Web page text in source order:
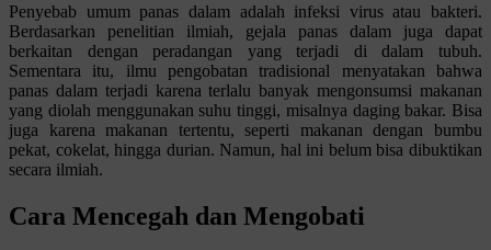
Penyebab umum panas dalam adalah infeksi virus atau bakteri.
Berdasarkan penelitian ilmiah, gejala panas dalam juga dapat
berkaitan dengan peradangan yang terjadi di dalam tubuh.
Sementara itu, ilmu pengobatan tradisional menyatakan bahwa
panas dalam terjadi karena terlalu banyak mengonsumsi makanan
yang diolah menggunakan suhu tinggi, misalnya daging bakar. Bisa
juga karena makanan tertentu, seperti makanan dengan bumbu
pekat, cokelat, hingga durian. Namun, hal ini belum bisa dibuktikan
secara ilmiah.
Cara Mencegah dan Mengobati